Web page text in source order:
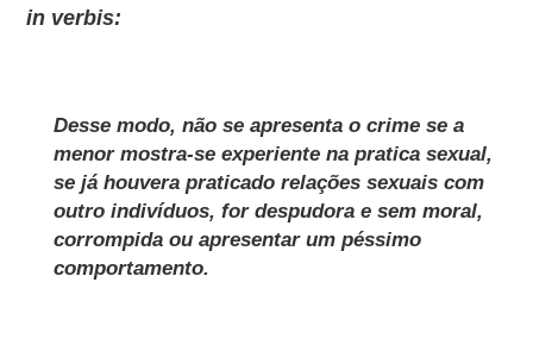
in verbis:
Desse modo, não se apresenta o crime se a
menor mostra-se experiente na pratica sexual,
se já houvera praticado relações sexuais com
outro indivíduos, for despudora e sem moral,
corrompida ou apresentar um péssimo
comportamento.